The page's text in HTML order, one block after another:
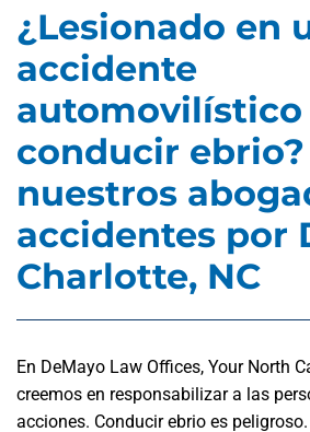
¿Lesionado en
accidente
automovilístico
conducir
nuestros
accidentes por
Charlotte, NC
En DeMayo Law Offices, Your North
creemos en responsabilizar a las
acciones. Conducir ebrio es